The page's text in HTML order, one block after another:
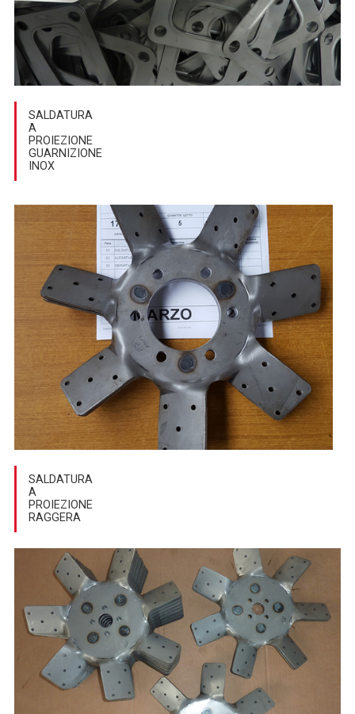
SALDATURA
A
PROIEZIONE
GUARNIZIONE
INOX
SALDATURA
A
PROIEZIONE
RAGGERA